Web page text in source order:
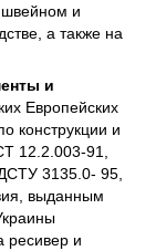
швейном и
а также на
и
Европейских
конструкции и
12.2.003-91,
3135.0- 95,
выданным
ресивер и